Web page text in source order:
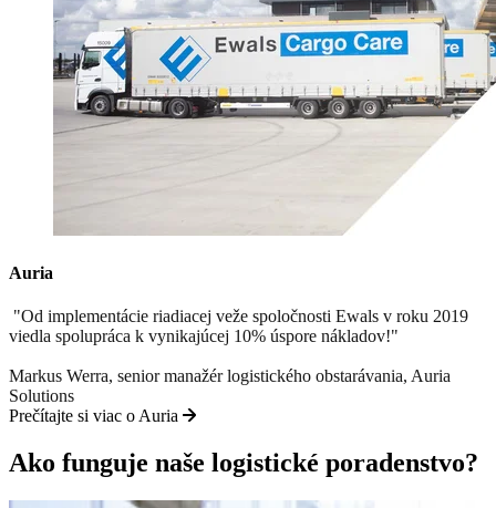
Auria
"Od implementácie riadiacej veže spoločnosti Ewals v roku 2019
viedla spolupráca k vynikajúcej 10% úspore nákladov!"
Markus Werra, senior manažér logistického obstarávania, Auria
Solutions
Prečítajte si viac o Auria
Ako funguje naše logistické poradenstvo?